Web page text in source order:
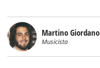
Martino Giordano
Musicista